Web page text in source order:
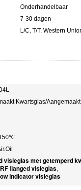
Onderhandelbaar
7-30 dagen
L/C, T/T, Western
Kwartsglas/
visieglas met getemperd
flanged visieglas,
indicator visieglas